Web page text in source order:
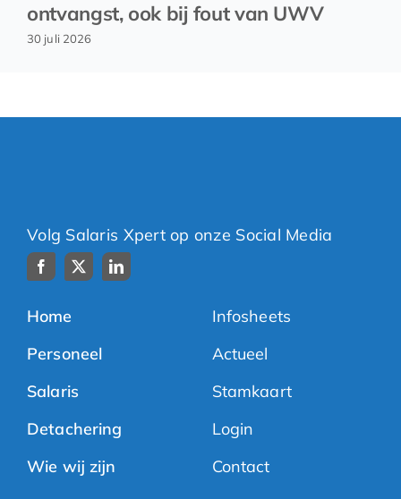
ontvangst, ook bij fout van UWV
30 juli 2026
Volg Salaris Xpert op onze Social Media
Home
Personeel
Salaris
Detachering
Wie wij zijn
Infosheets
Actueel
Stamkaart
Login
Contact